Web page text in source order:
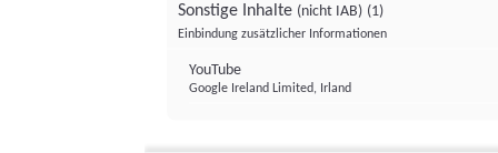
Sonstige Inhalte (nicht IAB) (1)
Einbindung zusätzlicher Informationen
YouTube
Google Ireland Limited, Irland